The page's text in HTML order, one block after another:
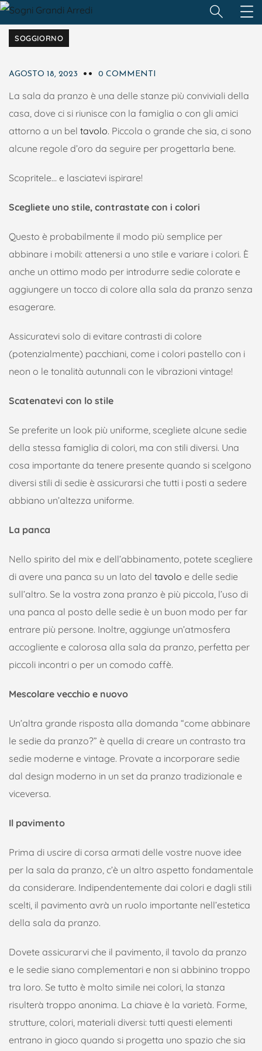
SOGGIORNO
AGOSTO 18, 2023 0 COMMENTI
La sala da pranzo è una delle stanze più conviviali della
casa, dove ci si riunisce con la famiglia o con gli amici
attorno a un bel tavolo. Piccola o grande che sia, ci sono
alcune regole d’oro da seguire per progettarla bene.
Scopritele… e lasciatevi ispirare!
Scegliete uno stile, contrastate con i colori
Questo è probabilmente il modo più semplice per
abbinare i mobili: attenersi a uno stile e variare i colori. È
anche un ottimo modo per introdurre sedie colorate e
aggiungere un tocco di colore alla sala da pranzo senza
esagerare.
Assicuratevi solo di evitare contrasti di colore
(potenzialmente) pacchiani, come i colori pastello con i
neon o le tonalità autunnali con le vibrazioni vintage!
Scatenatevi con lo stile
Se preferite un look più uniforme, scegliete alcune sedie
della stessa famiglia di colori, ma con stili diversi. Una
cosa importante da tenere presente quando si scelgono
diversi stili di sedie è assicurarsi che tutti i posti a sedere
abbiano un’altezza uniforme.
La panca
Nello spirito del mix e dell’abbinamento, potete scegliere
di avere una panca su un lato del tavolo e delle sedie
sull’altro. Se la vostra zona pranzo è più piccola, l’uso di
una panca al posto delle sedie è un buon modo per far
entrare più persone. Inoltre, aggiunge un’atmosfera
accogliente e calorosa alla sala da pranzo, perfetta per
piccoli incontri o per un comodo caffè.
Mescolare vecchio e nuovo
Un’altra grande risposta alla domanda “come abbinare
le sedie da pranzo?” è quella di creare un contrasto tra
sedie moderne e vintage. Provate a incorporare sedie
dal design moderno in un set da pranzo tradizionale e
viceversa.
Il pavimento
Prima di uscire di corsa armati delle vostre nuove idee
per la sala da pranzo, c’è un altro aspetto fondamentale
da considerare. Indipendentemente dai colori e dagli stili
scelti, il pavimento avrà un ruolo importante nell’estetica
della sala da pranzo.
Dovete assicurarvi che il pavimento, il tavolo da pranzo
e le sedie siano complementari e non si abbinino troppo
tra loro. Se tutto è molto simile nei colori, la stanza
risulterà troppo anonima. La chiave è la varietà. Forme,
strutture, colori, materiali diversi: tutti questi elementi
entrano in gioco quando si progetta uno spazio che sia